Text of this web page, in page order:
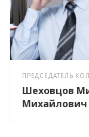
ПРЕДСЕДАТЕЛЬ
Шеховцов
Михайлович